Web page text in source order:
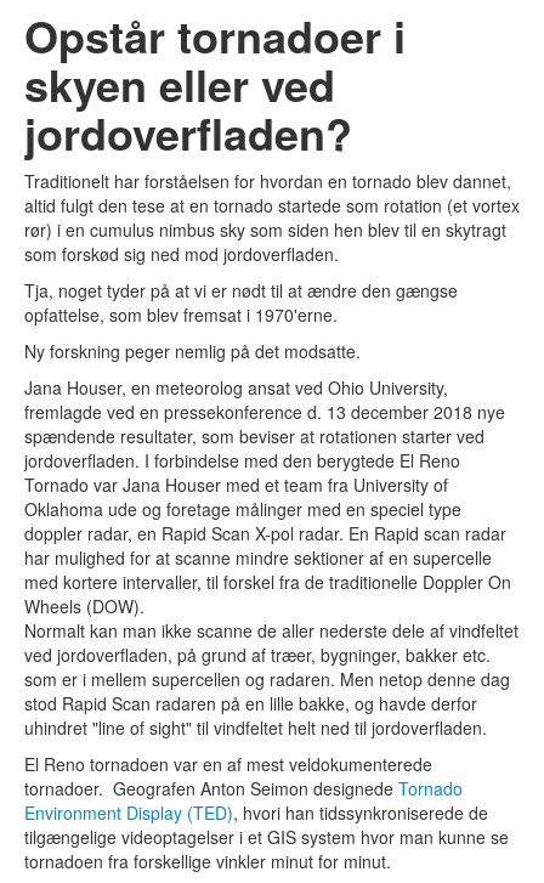
Opstår tornadoer i
skyen eller ved
jordoverfladen?
Traditionelt har forståelsen for hvordan en tornado blev dannet,
altid fulgt den tese at en tornado startede som rotation (et vortex
rør) i en cumulus nimbus sky som siden hen blev til en skytragt
som forskød sig ned mod jordoverfladen.
Tja, noget tyder på at vi er nødt til at ændre den gængse
opfattelse, som blev fremsat i 1970'erne.
Ny forskning peger nemlig på det modsatte.
Jana Houser, en meteorolog ansat ved Ohio University,
fremlagde ved en pressekonference d. 13 december 2018 nye
spændende resultater, som beviser at rotationen starter ved
jordoverfladen. I forbindelse med den berygtede El Reno
Tornado var Jana Houser med et team fra University of
Oklahoma ude og foretage målinger med en speciel type
doppler radar, en Rapid Scan X-pol radar. En Rapid scan radar
har mulighed for at scanne mindre sektioner af en supercelle
med kortere intervaller, til forskel fra de traditionelle Doppler On
Wheels (DOW).
Normalt kan man ikke scanne de aller nederste dele af vindfeltet
ved jordoverfladen, på grund af træer, bygninger, bakker etc.
som er i mellem supercellen og radaren. Men netop denne dag
stod Rapid Scan radaren på en lille bakke, og havde derfor
uhindret "line of sight" til vindfeltet helt ned til jordoverfladen.
El Reno tornadoen var en af mest veldokumenterede
tornadoer. Geografen Anton Seimon designede Tornado
Environment Display (TED), hvori han tidssynkroniserede de
tilgængelige videoptagelser i et GIS system hvor man kunne se
tornadoen fra forskellige vinkler minut for minut.